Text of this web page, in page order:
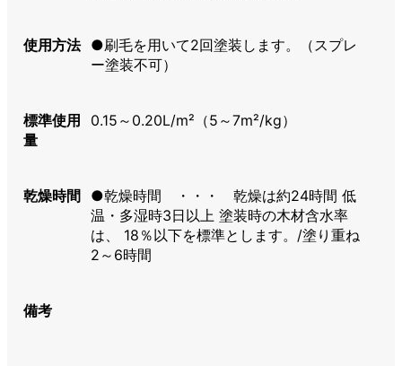
使用方法 ●刷毛を用いて2回塗装します。（スプレ
ー塗装不可）
標準使用
量
0.15～0.20L/m²（5～7m²/kg）
乾燥時間
●乾燥時間 ・・・ 乾燥は約24時間 低
温・多湿時3日以上 塗装時の木材含水率
は、 18％以下を標準とします。/塗り重ね
2～6時間
備考